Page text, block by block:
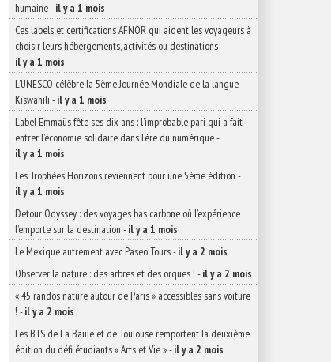
humaine-il y a 1 mois
Ces labels et certifications AFNOR qui aident les voyageurs à
choisir leurs hébergements, activités ou destinations-
il y a 1 mois
L’UNESCO célèbre la 5ème Journée Mondiale de la langue
Kiswahili -il y a 1 mois
Label Emmaüs fête ses dix ans : l’improbable pari qui a fait
entrer l’économie solidaire dans l’ère du numérique-
il y a 1 mois
Les Trophées Horizons reviennent pour une 5ème édition -
il y a 1 mois
Detour Odyssey : des voyages bas carbone où l’expérience
l’emporte sur la destination -il y a 1 mois
Le Mexique autrement avec Paseo Tours-il y a 2 mois
Observer la nature : des arbres et des orques ! -il y a 2 mois
« 45 randos nature autour de Paris » accessibles sans voiture
! -il y a 2 mois
Les BTS de La Baule et de Toulouse remportent la deuxième
édition du défi étudiants « Arts et Vie »-il y a 2 mois